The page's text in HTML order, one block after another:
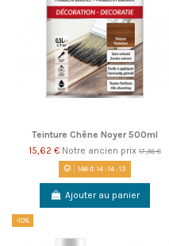
Teinture Chêne Noyer 500ml
15,62 € Notre ancien prix 17,36 €
146d. 14:14:13
Ajouter au panier
-10%